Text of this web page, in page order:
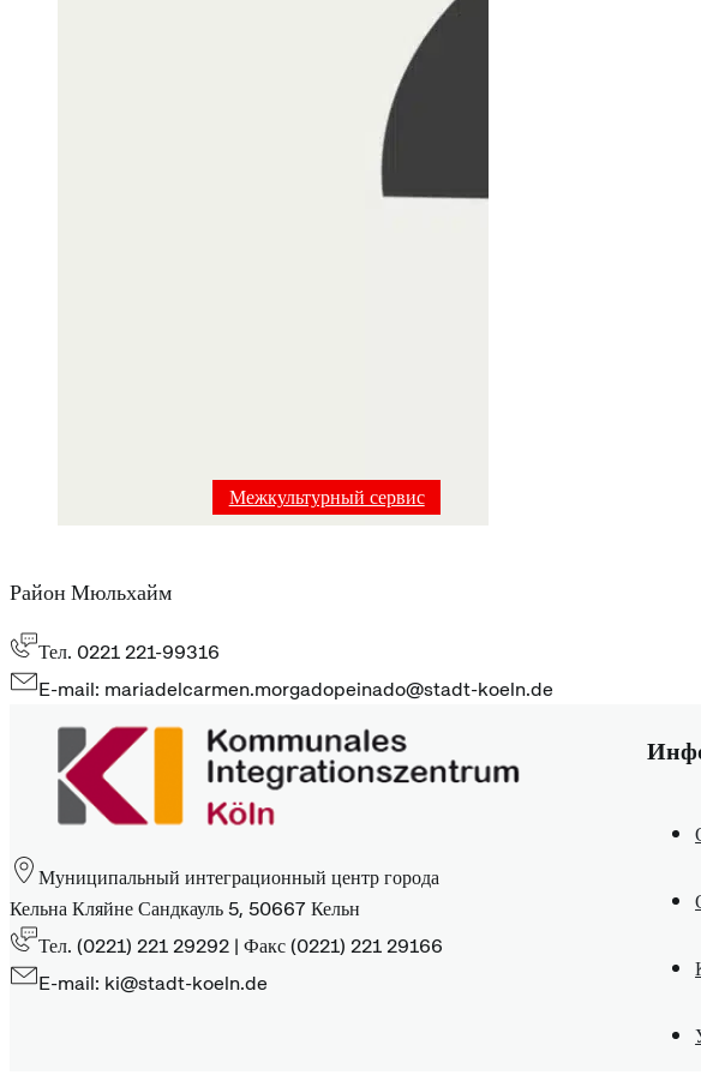
Район Мюльхайм
Межкультурный сервис
Тел. 0221 221-99316
E-mail: mariadelcarmen.morgadopeinado@stadt-koeln.de
Муниципальный интеграционный центр города
Кельна Кляйне Сандкауль 5, 50667 Кельн
Тел. (0221) 221 29292 | Факс (0221) 221 29166
E-mail: ki@stadt-koeln.de